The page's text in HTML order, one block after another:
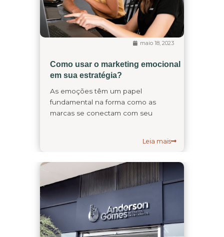
maio 18, 2023
Como usar o marketing emocional
em sua estratégia?
As emoções têm um papel
fundamental na forma como as
marcas se conectam com seu
Leia mais